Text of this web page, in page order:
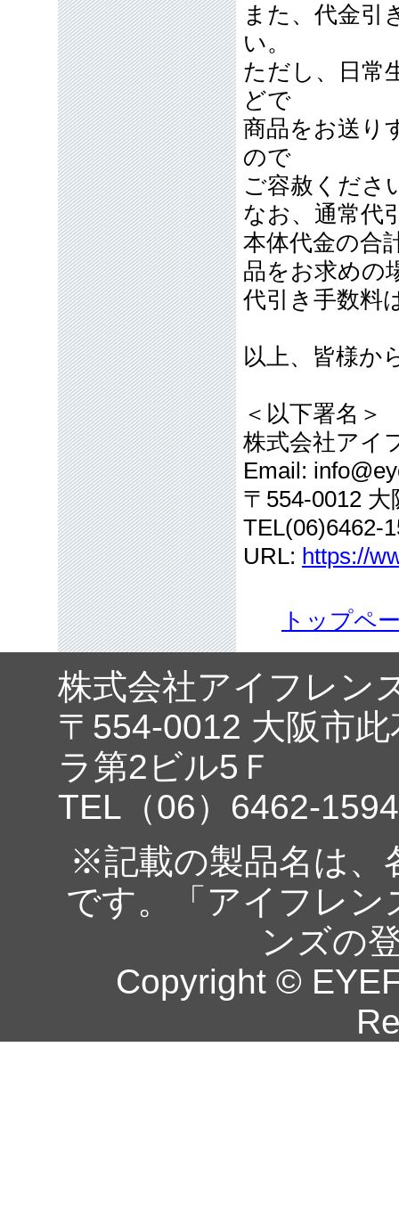
また、代金引
い。
ただし、日常
どで
商品をお送り
ので
ご容赦くださ
なお、通常代
本体代金の合
品をお求めの
代引き手数料
以上、皆様か
＜以下署名＞
株式会社アイ
Email:
〒554-0012
TEL(06)6462-
URL: https://
トップペ
株式会社アイフレン
〒554-0012 大阪市
ラ第2ビル5Ｆ
TEL（06）6462-
※記載の製品名は、
です。「アイフレ
ンズの
Copyright ©